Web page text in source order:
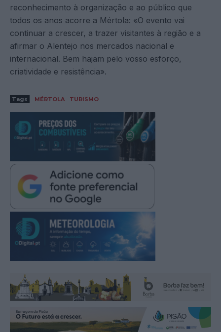
reconhecimento à organização e ao público que
todos os anos acorre a Mértola: «O evento vai
continuar a crescer, a trazer visitantes à região e a
afirmar o Alentejo nos mercados nacional e
internacional. Bem hajam pelo vosso esforço,
criatividade e resistência».
Tags MÉRTOLA TURISMO